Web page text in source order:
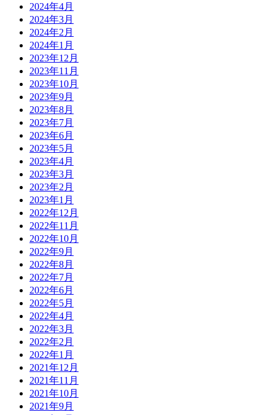
2024年4月
2024年3月
2024年2月
2024年1月
2023年12月
2023年11月
2023年10月
2023年9月
2023年8月
2023年7月
2023年6月
2023年5月
2023年4月
2023年3月
2023年2月
2023年1月
2022年12月
2022年11月
2022年10月
2022年9月
2022年8月
2022年7月
2022年6月
2022年5月
2022年4月
2022年3月
2022年2月
2022年1月
2021年12月
2021年11月
2021年10月
2021年9月